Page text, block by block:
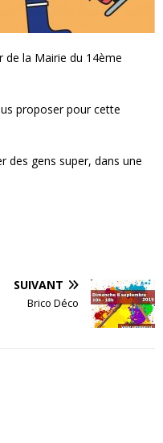
la Mairie du 14ème
proposer pour cette
des gens super, dans une
SUIVANT
Brico Déco